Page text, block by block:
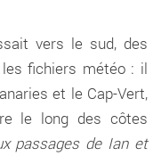
vers le sud, des
fichiers météo : il
et le Cap-Vert,
le long des côtes
passages de Ian et